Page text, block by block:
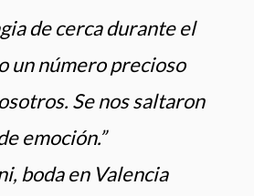
de cerca durante el
un número precioso
Se nos saltaron
emoción.”
boda en Valencia